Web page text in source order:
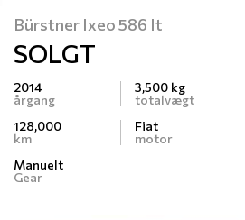
Bürstner Ixeo 586 It
SOLGT
2014
årgang
128,000
km
Manuelt
Gear
3,500 kg
totalvægt
Fiat
motor